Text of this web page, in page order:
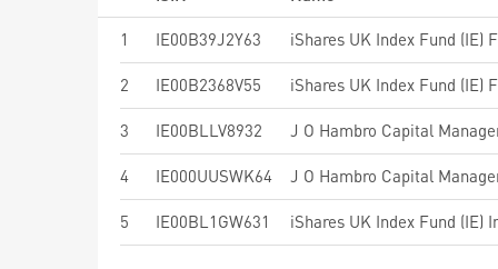
1
IE00B39J2Y63 iShares UK Index Fund (IE)
2 IE00B2368V55 iShares UK Index Fund (IE)
3 IE00BLLV8932 J O Hambro Capital
4 IE000UUSWK64
5 IE00BL1GW631 iShares UK Index Fund (IE)